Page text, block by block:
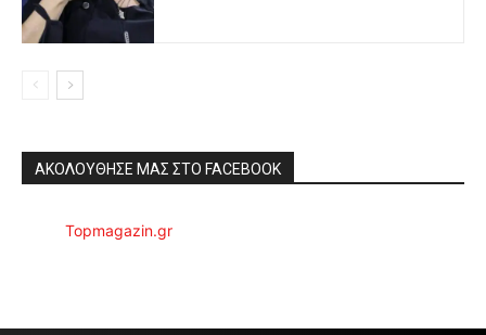
ΑΚΟΛΟΥΘΗΣΕ ΜΑΣ ΣΤΟ FACEBOOK
Topmagazin.gr